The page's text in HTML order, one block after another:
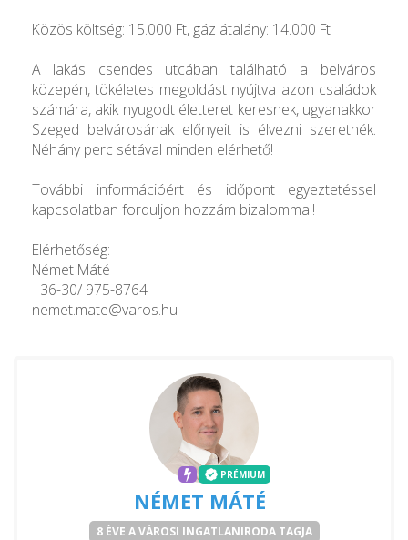
Közös költség: 15.000 Ft, gáz átalány: 14.000 Ft
A lakás csendes utcában található a belváros
közepén, tökéletes megoldást nyújtva azon családok
számára, akik nyugodt életteret keresnek, ugyanakkor
Szeged belvárosának előnyeit is élvezni szeretnék.
Néhány perc sétával minden elérhető!
További információért és időpont egyeztetéssel
kapcsolatban forduljon hozzám bizalommal!
Elérhetőség:
Német Máté
+36-30/ 975-8764
nemet.mate@varos.hu
PRÉMIUM
NÉMET MÁTÉ
8 ÉVE A VÁROSI INGATLANIRODA TAGJA